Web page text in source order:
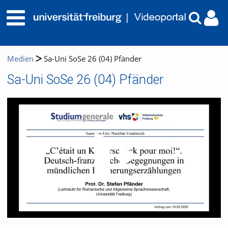
Medien Sa-Uni SoSe 26 (04) Pfänder
Sa-Uni SoSe 26 (04) Pfänder